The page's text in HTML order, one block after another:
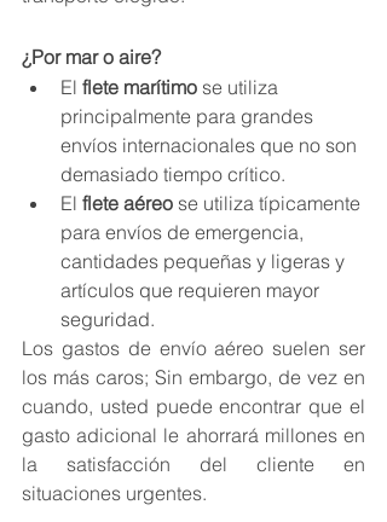
¿Por mar o aire?
El flete marítimo se utiliza
principalmente para grandes
envíos internacionales que no son
demasiado tiempo crítico.
El flete aéreo se utiliza típicamente
para envíos de emergencia,
cantidades pequeñas y ligeras y
artículos que requieren mayor
seguridad.
Los gastos de envío aéreo suelen ser
los más caros; Sin embargo, de vez en
cuando, usted puede encontrar que el
gasto adicional le ahorrará millones en
la satisfacción del cliente en
situaciones urgentes.